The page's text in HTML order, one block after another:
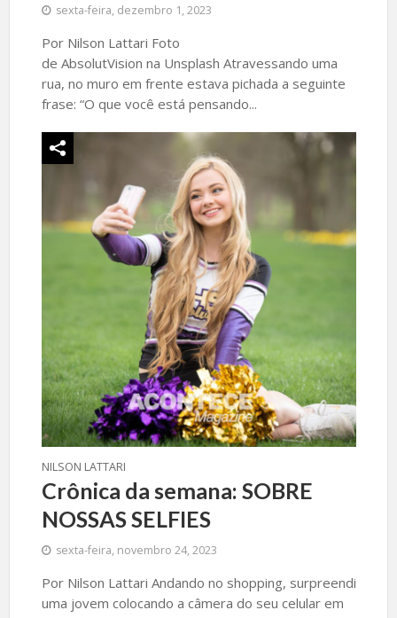
sexta-feira, dezembro 1, 2023
Por Nilson Lattari Foto
de AbsolutVision na Unsplash Atravessando uma
rua, no muro em frente estava pichada a seguinte
frase: “O que você está pensando...
NILSON LATTARI
Crônica da semana: SOBRE
NOSSAS SELFIES
sexta-feira, novembro 24, 2023
Por Nilson Lattari Andando no shopping, surpreendi
uma jovem colocando a câmera do seu celular em